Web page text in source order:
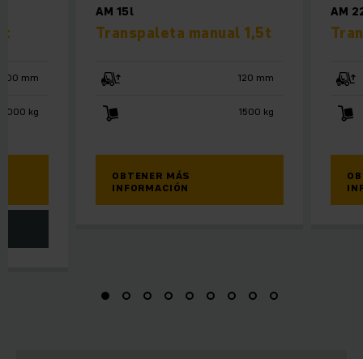
AM 15l
Transpaleta manual 1,5t
120 mm
1500 kg
OBTENER MÁS
INFORMACIÓN
AM
mm
1000 kg